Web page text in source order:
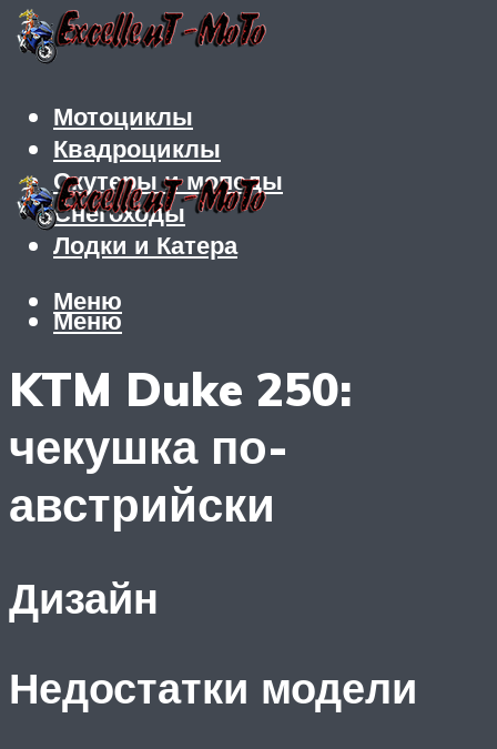
Мотоциклы
Квадроциклы
Скутеры и мопеды
Снегоходы
Лодки и Катера
Меню
Меню
KTM Duke 250:
чекушка по-
австрийски
Дизайн
Недостатки модели